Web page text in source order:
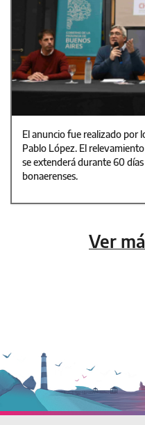
El anuncio fue realizado por
Pablo López. El
se extenderá durante 60
bonaerenses.
Ver